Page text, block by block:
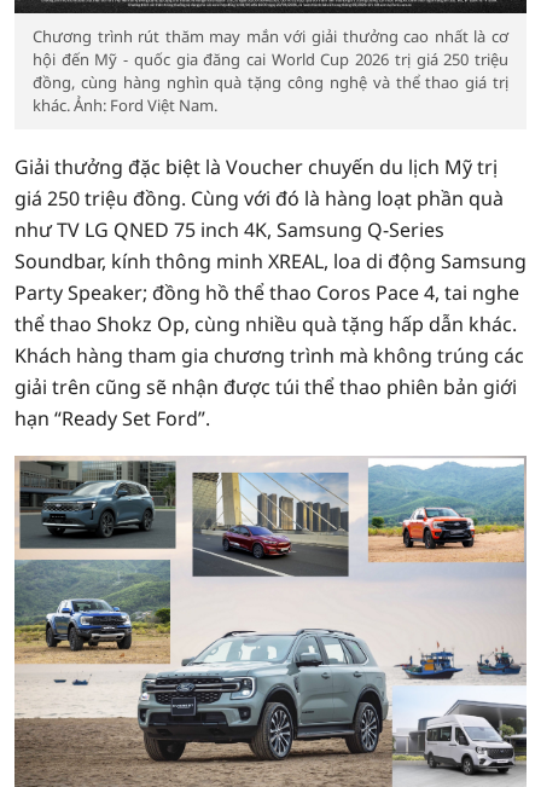
Chương trình rút thăm may mắn với giải thưởng cao nhất là cơ
hội đến Mỹ - quốc gia đăng cai World Cup 2026 trị giá 250 triệu
đồng, cùng hàng nghìn quà tặng công nghệ và thể thao giá trị
khác. Ảnh: Ford Việt Nam.
Giải thưởng đặc biệt là Voucher chuyến du lịch Mỹ trị
giá 250 triệu đồng. Cùng với đó là hàng loạt phần quà
như TV LG QNED 75 inch 4K, Samsung Q-Series
Soundbar, kính thông minh XREAL, loa di động Samsung
Party Speaker; đồng hồ thể thao Coros Pace 4, tai nghe
thể thao Shokz Op, cùng nhiều quà tặng hấp dẫn khác.
Khách hàng tham gia chương trình mà không trúng các
giải trên cũng sẽ nhận được túi thể thao phiên bản giới
hạn “Ready Set Ford”.